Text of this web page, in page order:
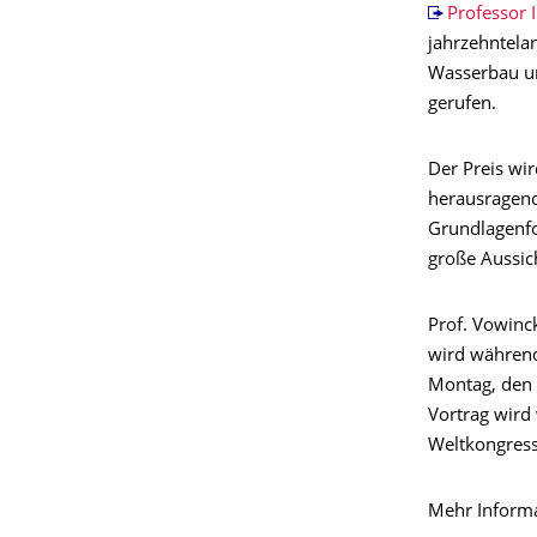
Professor
Wasserbau
gerufen.
Der Preis
große
Prof.
wird
Montag, den
Vortrag
Mehr